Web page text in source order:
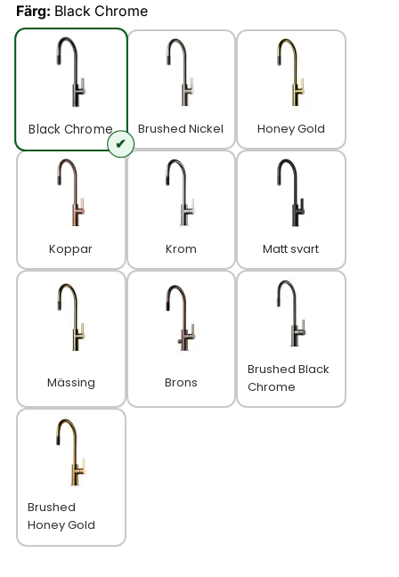
Färg: Black Chrome
Black Chrome Brushed Nickel Honey Gold
Koppar Krom Matt svart
Mässing Brons
Brushed Black
Chrome
Brushed
Honey Gold